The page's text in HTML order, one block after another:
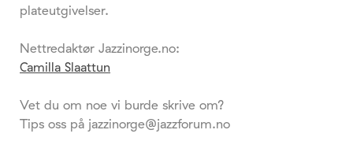
plateutgivelser.
Nettredaktør Jazzinorge.no:
Camilla Slaattun
Vet du om noe vi burde skrive om?
Tips oss på jazzinorge@jazzforum.no